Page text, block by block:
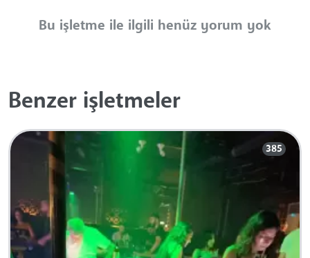
Bu işletme ile ilgili henüz yorum yok
Benzer işletmeler
385